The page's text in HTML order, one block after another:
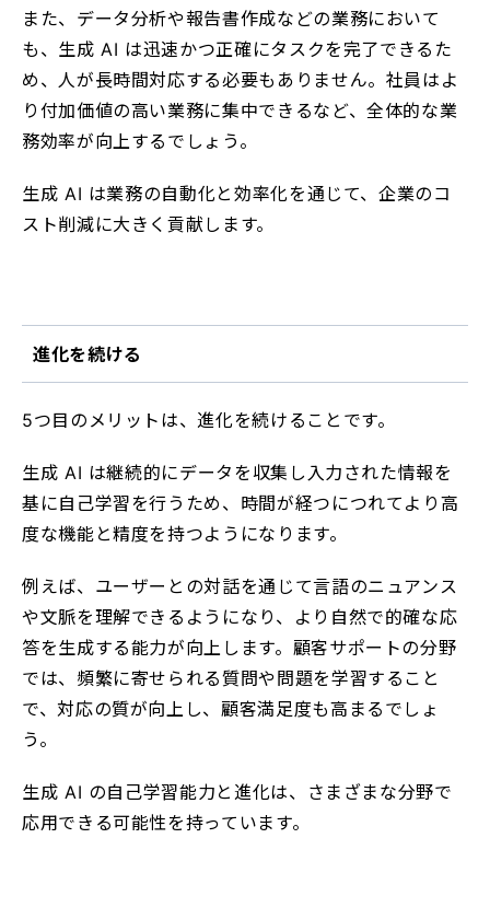
また、データ分析や報告書作成などの業務において
も、生成 AI は迅速かつ正確にタスクを完了できるた
め、人が長時間対応する必要もありません。社員はよ
り付加価値の高い業務に集中できるなど、全体的な業
務効率が向上するでしょう。
生成 AI は業務の自動化と効率化を通じて、企業のコ
スト削減に大きく貢献します。
進化を続ける
5つ目のメリットは、進化を続けることです。
生成 AI は継続的にデータを収集し入力された情報を
基に自己学習を行うため、時間が経つにつれてより高
度な機能と精度を持つようになります。
例えば、ユーザーとの対話を通じて言語のニュアンス
や文脈を理解できるようになり、より自然で的確な応
答を生成する能力が向上します。顧客サポートの分野
では、頻繁に寄せられる質問や問題を学習すること
で、対応の質が向上し、顧客満足度も高まるでしょ
う。
生成 AI の自己学習能力と進化は、さまざまな分野で
応用できる可能性を持っています。